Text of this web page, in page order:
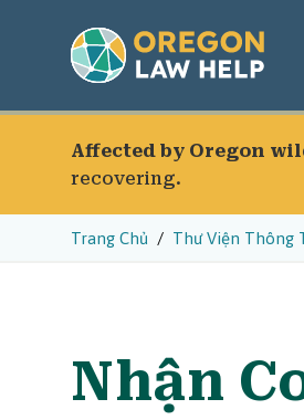
Affected by Oregon
recovering.
Trang Chủ Thư Viện Thông
Nhận